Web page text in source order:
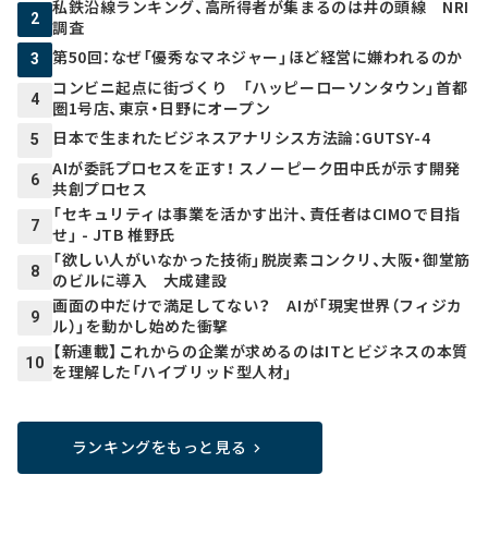
2
私鉄沿線ランキング、高所得者が集まるのは井の頭線 NRI
調査
3 第50回：なぜ「優秀なマネジャー」ほど経営に嫌われるのか
4
コンビニ起点に街づくり 「ハッピーローソンタウン」首都
圏1号店、東京・日野にオープン
5 日本で生まれたビジネスアナリシス方法論：GUTSY-4
6
AIが委託プロセスを正す！ スノーピーク田中氏が示す開発
共創プロセス
7
「セキュリティは事業を活かす出汁、責任者はCIMOで目指
せ」 - JTB 椎野氏
8
「欲しい人がいなかった技術」脱炭素コンクリ、大阪・御堂筋
のビルに導入 大成建設
9
画面の中だけで満足してない？ AIが「現実世界（フィジカ
ル）」を動かし始めた衝撃
10
【新連載】これからの企業が求めるのはITとビジネスの本質
を理解した「ハイブリッド型人材」
ランキングをもっと見る